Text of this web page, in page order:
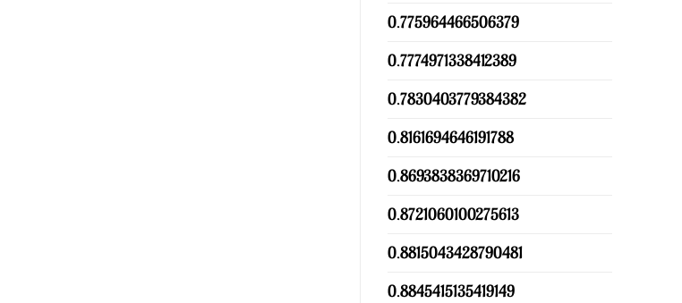
0.775964466506379
0.7774971338412389
0.7830403779384382
0.8161694646191788
0.8693838369710216
0.8721060100275613
0.8815043428790481
0.8845415135419149